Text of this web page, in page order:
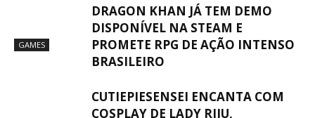
GAMES
DRAGON KHAN JÁ TEM DEMO
DISPONÍVEL NA STEAM E
PROMETE RPG DE AÇÃO INTENSO
BRASILEIRO
CUTIEPIESENSEI ENCANTA COM
COSPLAY DE LADY RIJU,